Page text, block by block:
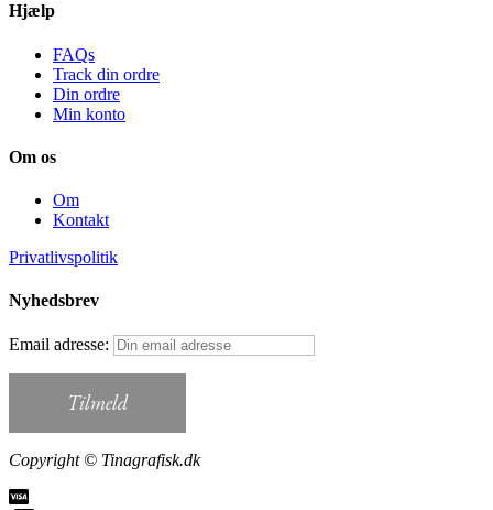
Hjælp
FAQs
Track din ordre
Din ordre
Min konto
Om os
Om
Kontakt
Privatlivspolitik
Nyhedsbrev
Email adresse:
Copyright © Tinagrafisk.dk